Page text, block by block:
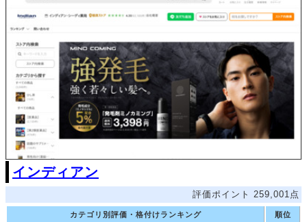
インディアン
評価ポイント 259,001点
カテゴリ別評価・格付けランキング 順位